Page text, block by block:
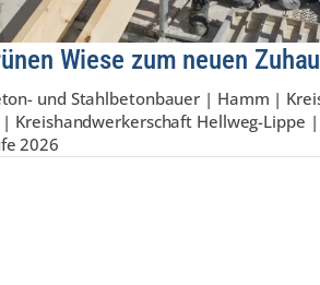
Wiese zum neuen
und Stahlbetonbauer | Hamm |
| Kreis­hand­werker­schaft Hellweg-Lippe
2026